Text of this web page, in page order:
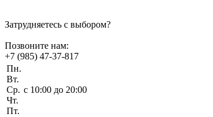
Затрудняетесь с выбором?
Позвоните нам:
+7 (985) 47-37-817
Пн.
Вт.
Ср.
Чт.
Пт.
c 10:00 до 20:00